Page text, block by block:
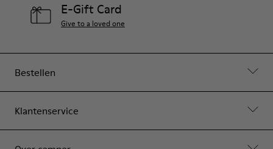
Bestellen
Klantenservice
E-Gift Card
Give to a loved one